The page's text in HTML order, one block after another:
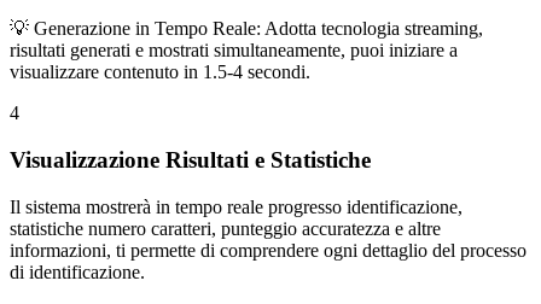
💡 Generazione in Tempo Reale: Adotta tecnologia streaming,
risultati generati e mostrati simultaneamente, puoi iniziare a
visualizzare contenuto in 1.5-4 secondi.
4
Visualizzazione Risultati e Statistiche
Il sistema mostrerà in tempo reale progresso identificazione,
statistiche numero caratteri, punteggio accuratezza e altre
informazioni, ti permette di comprendere ogni dettaglio del processo
di identificazione.